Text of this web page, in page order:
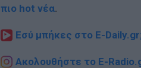
πιο hot νέα.
Εσύ μπήκες στο E-
Ακολουθήστε το E-